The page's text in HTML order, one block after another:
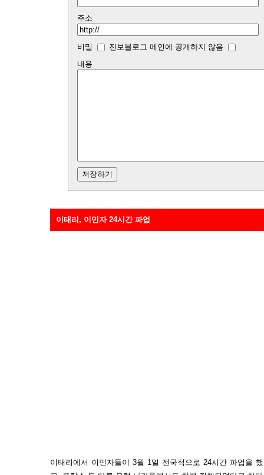
주소
비밀
진보블로그 메인에 공개하지 않음
내용
이태리, 이민자 24시간 파업
이태리에서 이민자들이 3월 1일 전국적으로 24시간 파업을